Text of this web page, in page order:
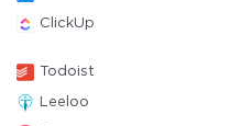
ClickUp
Todoist
Leeloo